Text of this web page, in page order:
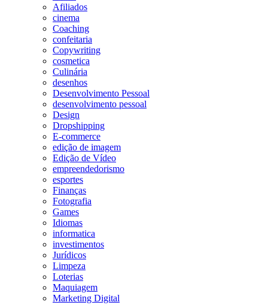
Afiliados
cinema
Coaching
confeitaria
Copywriting
cosmetica
Culinária
desenhos
Desenvolvimento Pessoal
desenvolvimento pessoal
Design
Dropshipping
E-commerce
edição de imagem
Edição de Vídeo
empreendedorismo
esportes
Finanças
Fotografia
Games
Idiomas
informatica
investimentos
Jurídicos
Limpeza
Loterias
Maquiagem
Marketing Digital